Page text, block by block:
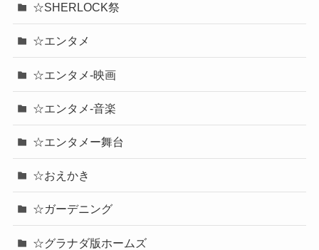
☆SHERLOCK祭
☆エンタメ
☆エンタメ-映画
☆エンタメ-音楽
☆エンタメー舞台
☆おえかき
☆ガーデニング
☆グラナダ版ホームズ